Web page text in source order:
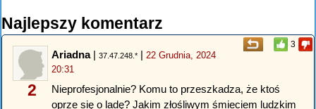
Najlepszy komentarz
3
2
Ariadna| 37.47.248.* | 22 Grudnia, 2024
20:31
Nieprofesjonalnie? Komu to przeszkadza, że ktoś
oprze się o ladę? Jakim złośliwym śmieciem ludzkim